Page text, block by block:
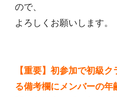
ので、
よろしくお願いします。
【重要】初参加で初級
る備考欄にメンバーの